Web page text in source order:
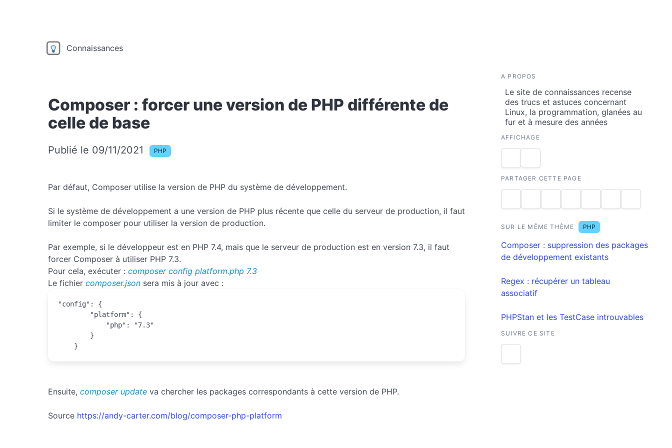
Connaissances
Composer : forcer une version de PHP différente de
celle de base
Publié le 09/11/2021 PHP
Par défaut, Composer utilise la version de PHP du système de développement.
Si le système de développement a une version de PHP plus récente que celle du serveur de production, il faut
limiter le composer pour utiliser la version de production.
Par exemple, si le développeur est en PHP 7.4, mais que le serveur de production est en version 7.3, il faut
forcer Composer à utiliser PHP 7.3.
Pour cela, exécuter : composer config platform.php 7.3
Le fichier composer.json sera mis à jour avec :
"config": {
        "platform": {
            "php": "7.3"
        }
    }
Ensuite, composer update va chercher les packages correspondants à cette version de PHP.
Source https://andy-carter.com/blog/composer-php-platform
A PROPOS
Le site de connaissances recense
des trucs et astuces concernant
Linux, la programmation, glanées au
fur et à mesure des années
AFFICHAGE
PARTAGER CETTE PAGE
SUR LE MÊME THÈME PHP
Composer : suppression des packages
de développement existants
Regex : récupérer un tableau
associatif
PHPStan et les TestCase introuvables
SUIVRE CE SITE